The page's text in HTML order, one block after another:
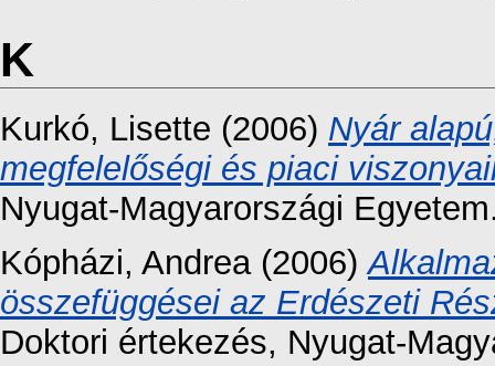
K
Kurkó, Lisette (2006) Nyár
megfelelőségi és piaci
Nyugat-Magyarországi
Kópházi, Andrea(2006)
összefüggései az Erdészeti
Doktori értekezés, Nyugat-